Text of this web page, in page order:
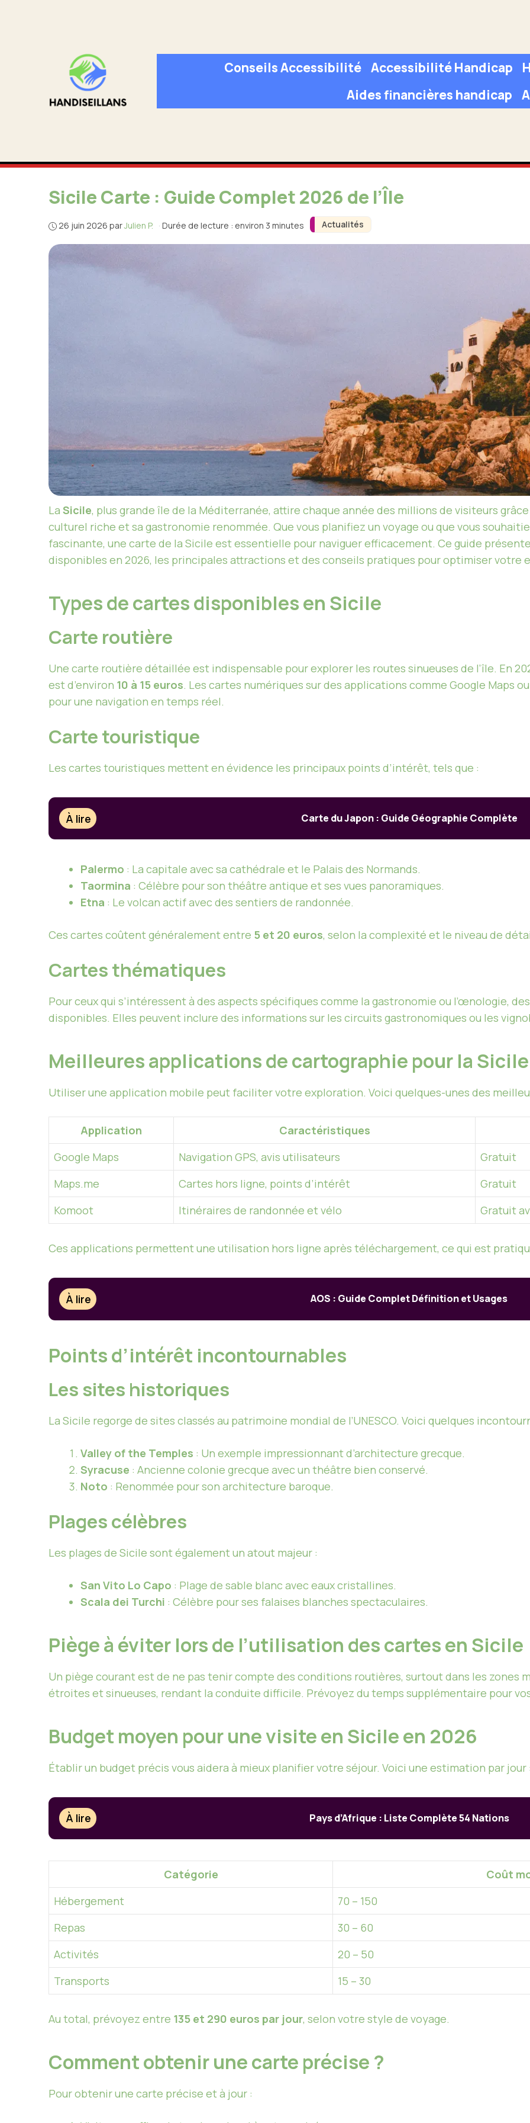
Conseils Accessibilité Accessibilité Handicap
Aides financières handicap
Actualités
Sicile Carte : Guide Complet 2026 de l’Île
26 juin 2026 parJulien P. · Durée de lecture : environ 3 minutes
La Sicile, plus grande île de la Méditerranée, attire chaque année des millions de visiteurs
culturel riche et sa gastronomie renommée. Que vous planifiez un voyage ou que vous
fascinante, une carte de la Sicile est essentielle pour naviguer efficacement. Ce guide
disponibles en 2026, les principales attractions et des conseils pratiques pour optimiser votre
Types de cartes disponibles en Sicile
Carte routière
Une carte routière détaillée est indispensable pour explorer les routes sinueuses de l’île. En
est d’environ 10 à 15 euros. Les cartes numériques sur des applications comme Google Maps
pour une navigation en temps réel.
Carte touristique
Les cartes touristiques mettent en évidence les principaux points d’intérêt, tels que :
À lire Carte du Japon : Guide Géographie Complète
Palermo : La capitale avec sa cathédrale et le Palais des Normands.
Taormina : Célèbre pour son théâtre antique et ses vues panoramiques.
Etna : Le volcan actif avec des sentiers de randonnée.
Ces cartes coûtent généralement entre 5 et 20 euros, selon la complexité et le niveau de
Cartes thématiques
Pour ceux qui s’intéressent à des aspects spécifiques comme la gastronomie ou l’œnologie,
disponibles. Elles peuvent inclure des informations sur les circuits gastronomiques ou les
Meilleures applications de cartographie pour la Sicile
Utiliser une application mobile peut faciliter votre exploration. Voici quelques-unes des
Application Caractéristiques
Google Maps
Navigation GPS, avis utilisateurs
Gratuit
Maps.me
Cartes hors ligne, points d’intérêt
Gratuit
Komoot
Itinéraires de randonnée et vélo Gratuit
Ces applications permettent une utilisation hors ligne après téléchargement, ce qui est
À lire AOS : Guide Complet Définition et Usages
Points d’intérêt incontournables
Les sites historiques
La Sicile regorge de sites classés au patrimoine mondial de l’UNESCO. Voici quelques
Valley of the Temples : Un exemple impressionnant d’architecture grecque.
Syracuse : Ancienne colonie grecque avec un théâtre bien conservé.
Noto : Renommée pour son architecture baroque.
Plages célèbres
Les plages de Sicile sont également un atout majeur :
San Vito Lo Capo : Plage de sable blanc avec eaux cristallines.
Scala dei Turchi : Célèbre pour ses falaises blanches spectaculaires.
Piège à éviter lors de l’utilisation des cartes en Sicile
Un piège courant est de ne pas tenir compte des conditions routières, surtout dans les zones
étroites et sinueuses, rendant la conduite difficile. Prévoyez du temps supplémentaire pour
Budget moyen pour une visite en Sicile en 2026
Établir un budget précis vous aidera à mieux planifier votre séjour. Voici une estimation par jour :
À lire Pays d’Afrique : Liste Complète 54 Nations
Catégorie
Coût
Hébergement
70 – 150
Repas
30 – 60
Activités
20 – 50
Transports
15 – 30
Au total, prévoyez entre 135 et 290 euros par jour, selon votre style de voyage.
Comment obtenir une carte précise ?
Pour obtenir une carte précise et à jour :